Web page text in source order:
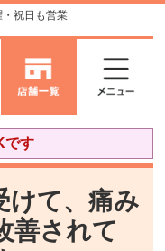
祝日も営業
です
けて、痛み
善されて